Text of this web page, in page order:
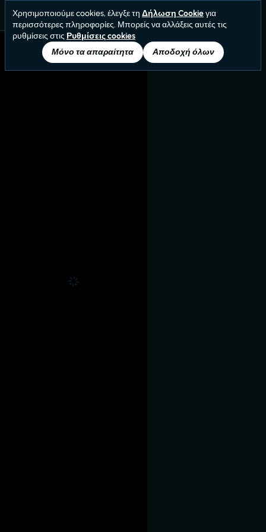
Χρησιμοποιούμε cookies, έλεγξε τη Δήλωση Cookieγια
περισσότερες πληροφορίες. Μπορείς να αλλάξεις αυτές τις
ρυθμίσεις στις Ρυθμίσεις cookies
Μόνο τα απαραίτητα
Αποδοχή όλων